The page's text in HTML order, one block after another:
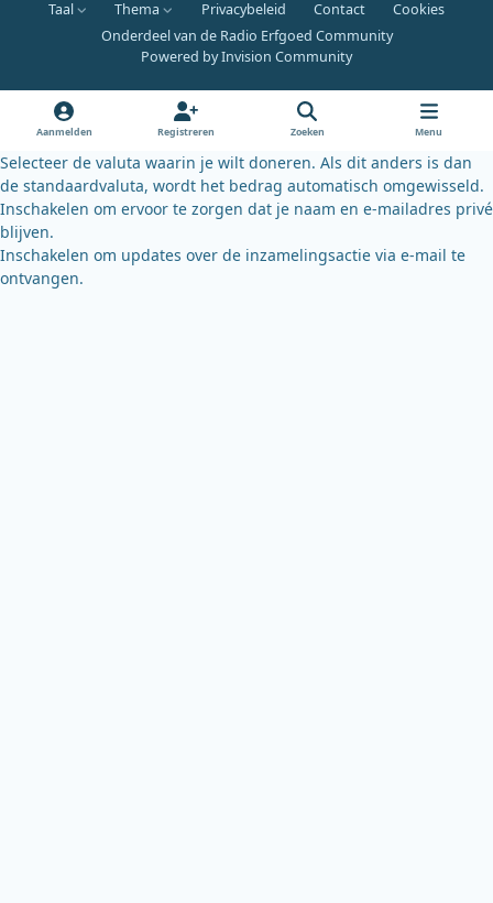
c
e
o
k
u
b
u
k
y
Taal Thema Privacybeleid Contact
Cookies
Onderdeel van de Radio Erfgoed Community
Powered byInvision Community
Aanmelden Registreren Zoeken Menu
Selecteer de valuta waarin je wilt doneren. Als dit anders is dan
de standaardvaluta, wordt het bedrag automatisch omgewisseld.
Inschakelen om ervoor te zorgen dat je naam en e-mailadres privé
blijven.
Inschakelen om updates over de inzamelingsactie via e-mail te
ontvangen.